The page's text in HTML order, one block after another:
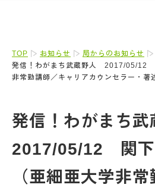
TOP お知らせ
局からのお知らせ
発信！わがまち武蔵野人 2017/05/12
非常勤講師／キャリアカウンセラー・著
発信！わがまち
2017/05/12 関下
（亜細亜大学非